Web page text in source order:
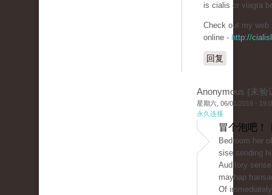
is cialis or viagra
Check out my web
online - http://
回复
Anonymous (未验
星期六, 06/01/2019 -
永久连接
冒个泡吧！
Bedroom her
sise sending
Auditory
mayhap
Of